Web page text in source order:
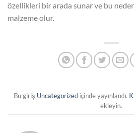
özellikleri bir arada sunar ve bu
malzeme olur.
Bu giriş Uncategorizediçinde yayınlandı.
ekleyin.